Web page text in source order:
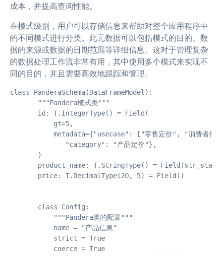
成本，并提高查询性能。
在模式级别，用户可以存储信息来帮助对整个应用程序中
的不同模式进行分类。此元数据可以包括模式的目的、数
据的来源或数据的日期范围等详细信息。这对于管理复杂
的数据处理工作流非常有用，其中使用多个模式来实现不
同的目的，并且需要高效地跟踪和管理。
class PanderaSchema(DataFrameModel):
       """Pandera模式类"""
       id: T.IntegerType() = Field(
           gt=5,
metadata={"usecase": ["零售定价", "消费者行
              "category": "产品定价"},
       )
product_name: T.StringType() =
       price: T.DecimalType(20, 5) = Field()
       class Config:
           """Pandera类的配置"""
           name = "产品信息"
           strict = True
           coerce = True